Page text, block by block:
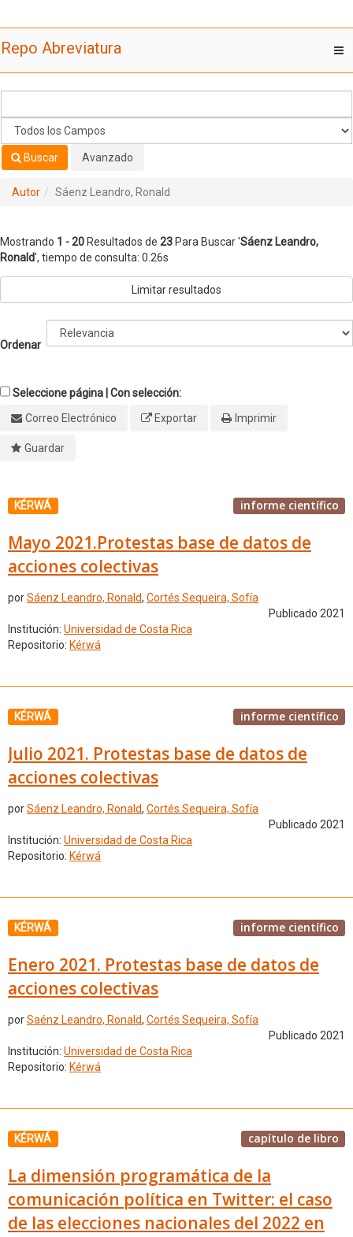
Ronald'
Repo Abreviatura
Buscar Avanzado
Autor Sáenz Leandro, Ronald
Mostrando 1 - 20 Resultados de 23 Para Buscar 'Sáenz Leandro,
Ronald', tiempo de consulta: 0.26s
Limitar resultados
Ordenar
Seleccione página | Con selección:
Correo Electrónico
Exportar Imprimir
Guardar
KÉRWÁ informe científico
Mayo 2021.Protestas base de datos de
acciones colectivas
porSáenz Leandro, Ronald, Cortés Sequeira, Sofía
Publicado 2021
Institución: Universidad de Costa Rica
Repositorio: Kérwá
KÉRWÁ informe científico
Julio 2021. Protestas base de datos de
acciones colectivas
porSáenz Leandro, Ronald, Cortés Sequeira, Sofía
Publicado 2021
Institución: Universidad de Costa Rica
Repositorio: Kérwá
KÉRWÁ informe científico
Enero 2021. Protestas base de datos de
acciones colectivas
porSaénz Leandro, Ronald, Cortés Sequeira, Sofía
Publicado 2021
Institución: Universidad de Costa Rica
Repositorio: Kérwá
KÉRWÁ capítulo de libro
La dimensión programática de la
comunicación política en Twitter: el caso
de las elecciones nacionales del 2022 en